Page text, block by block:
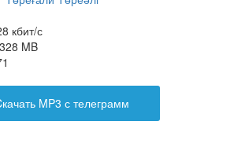
кбит/с
MB
MP3 с телеграмм